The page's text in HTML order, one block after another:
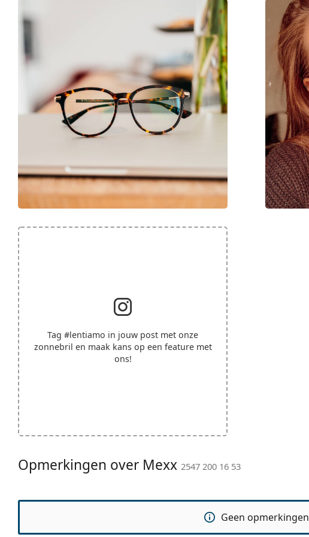
Tag #lentiamo in jouw post met onze
zonnebril en maak kans op een feature met
ons!
Opmerkingen over Mexx 2547 200 16 53
Geen opmerkingen